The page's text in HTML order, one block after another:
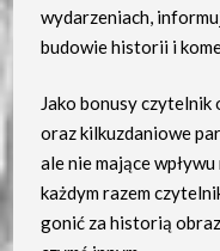
wydarzeniach,
budowie historii i
Jako bonusy
oraz kilkuzdaniowe
ale nie mające
każdym razem
gonić za historią